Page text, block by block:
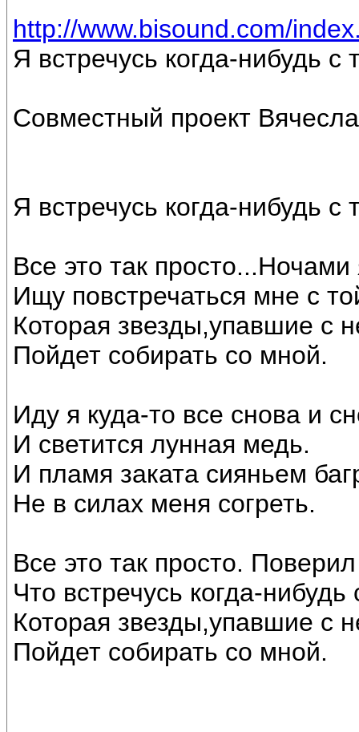
http://www.bisound.com/
Я встречусь когда-нибудь с
Совместный проект
Я встречусь когда-нибудь с
Все это так
Ищу повстречаться мне с
Которая звезды,упавшие с
Пойдет собирать со мной.
Иду я куда-то все снова и
И светится лунная медь.
И пламя заката сияньем
Не в силах меня согреть.
Все это так просто.
Что встречусь когда-нибудь
Которая звезды,упавшие с
Пойдет собирать со мной.